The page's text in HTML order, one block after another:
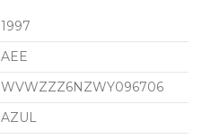
1997
AEE
WVWZZZ6NZWY096706
AZUL